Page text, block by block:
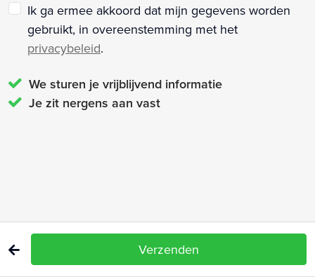
Ik ga ermee akkoord dat mijn gegevens worden
gebruikt, in overeenstemming met het
privacybeleid.
We sturen je vrijblijvend informatie
Je zit nergens aan vast
Verzenden